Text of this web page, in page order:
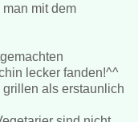
mit dem
lecker fanden!^^
als erstaunlich